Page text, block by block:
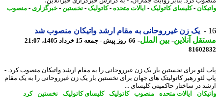
-کلیسای کاتولیک-ایالات متحده-کاتولیک-نخستین-خبرگزاری - منصوب
یک زن غیرروحانی به مقام ارشد واتیکان منصوب شد
آنلاین-بین الملل-66 روز پیش - جمعه 15 خرداد 1405، 21:07
لئو برای نخستین بار یک زن غیرروحانی را به مقام ارشد واتیکان منصوب کرد. -
لئو رهبر کاتولیتک های جهان برای نخستین بار یک زن غیرروحانی را به یک مقام
در ساختار حاکمیتی کلیسای ...
-ایالات متحده-منصوب-کاتولیک-کلیسای کاتولیک-نخستین-کرد